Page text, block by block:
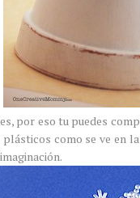
por eso tu puedes
como se ve en